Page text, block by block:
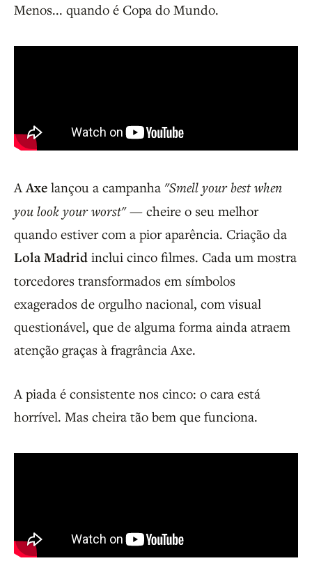
Menos... quando é Copa do Mundo.
AAxe lançou a campanha "Smell your best when
you look your worst"— cheire o seu melhor
quando estiver com a pior aparência. Criação da
Lola Madrid inclui cinco filmes. Cada um mostra
torcedores transformados em símbolos
exagerados de orgulho nacional, com visual
questionável, que de alguma forma ainda atraem
atenção graças à fragrância Axe.
A piada é consistente nos cinco: o cara está
horrível. Mas cheira tão bem que funciona.